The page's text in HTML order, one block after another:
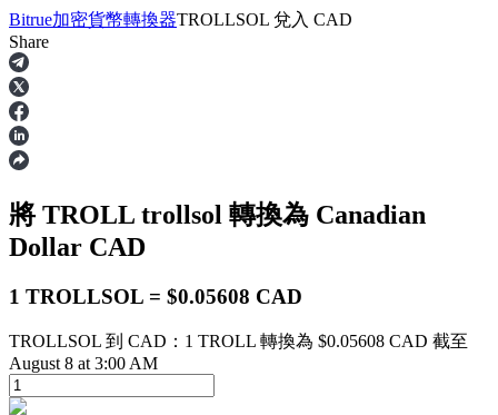
合約
USDT永續
多種以USDT結算的永續合約
Bitrue加密貨幣轉換器TROLLSOL 兌入 CAD
Share
將 TROLL trollsol 轉換為 Canadian
Dollar CAD
1 TROLLSOL = $0.05608 CAD
TROLLSOL 到 CAD：1 TROLL 轉換為 $0.05608 CAD 截至
August 8 at 3:00 AM